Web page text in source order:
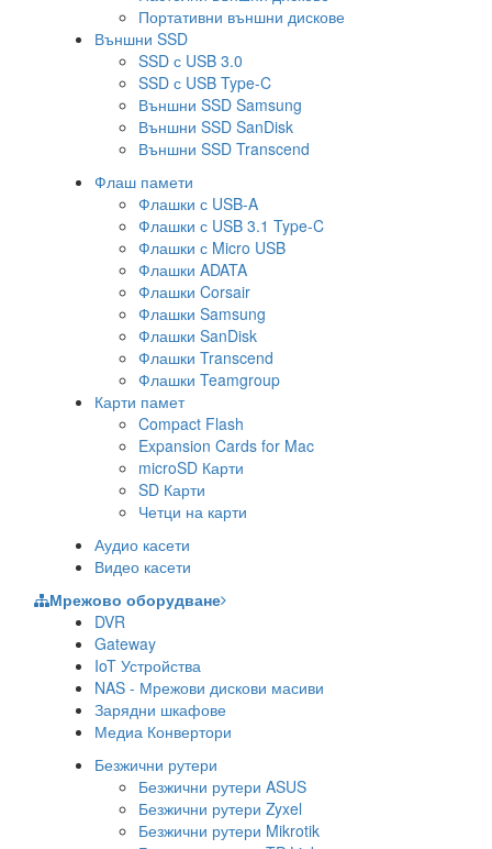
Портативни външни дискове
Външни SSD
SSD с USB 3.0
SSD с USB Type-C
Външни SSD Samsung
Външни SSD SanDisk
Външни SSD Transcend
Флаш памети
Флашки с USB-A
Флашки с USB 3.1 Type-C
Флашки с Micro USB
Флашки ADATA
Флашки Corsair
Флашки Samsung
Флашки SanDisk
Флашки Transcend
Флашки Teamgroup
Карти памет
Compact Flash
Expansion Cards for Mac
microSD Карти
SD Карти
Четци на карти
Аудио касети
Видео касети
Мрежово оборудване
DVR
Gateway
IoT Устройства
NAS - Мрежови дискови масиви
Зарядни шкафове
Медиа Конвертори
Безжични рутери
Безжични рутери ASUS
Безжични рутери Zyxel
Безжични рутери Mikrotik